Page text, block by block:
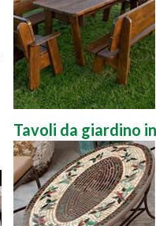
Tavoli da giardino